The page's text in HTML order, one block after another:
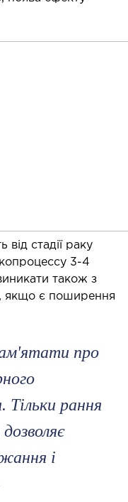
без
стадії раку
3-4
також з
якщо є поширення
про
Тільки рання
і